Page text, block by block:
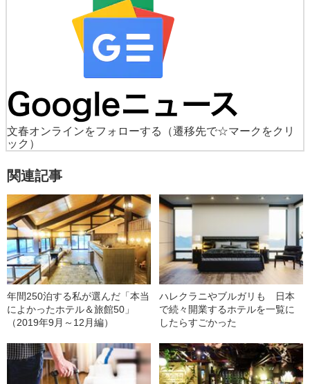
文春オンラインをフォローする
（遷移先で☆マークをクリ
ック）
関連記事
年間250泊する私が選んだ「本当
によかったホテル＆旅館50」
（2019年9月～12月編）
ハレクラニやブルガリも 日本
で続々開業するホテルを一覧に
したらすごかった